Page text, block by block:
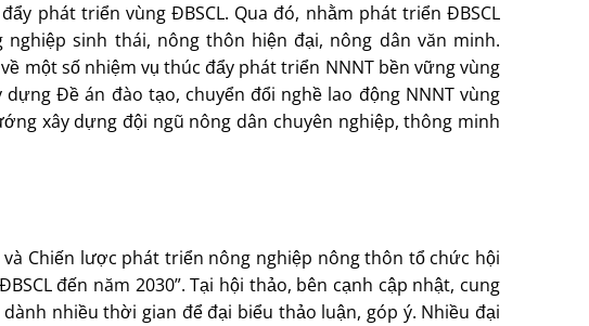
phát triển vùng ÐBSCL. Qua đó, nhằm phát triển ÐBSCL
sinh thái, nông thôn hiện đại, nông dân văn minh.
một số nhiệm vụ thúc đẩy phát triển NNNT bền vững vùng
Ðề án đào tạo, chuyển đổi nghề lao động NNNT vùng
xây dựng đội ngũ nông dân chuyên nghiệp, thông minh
Chiến lược phát triển nông nghiệp nông thôn tổ chức hội
đến năm 2030”. Tại hội thảo, bên cạnh cập nhật, cung
nhiều thời gian để đại biểu thảo luận, góp ý. Nhiều đại